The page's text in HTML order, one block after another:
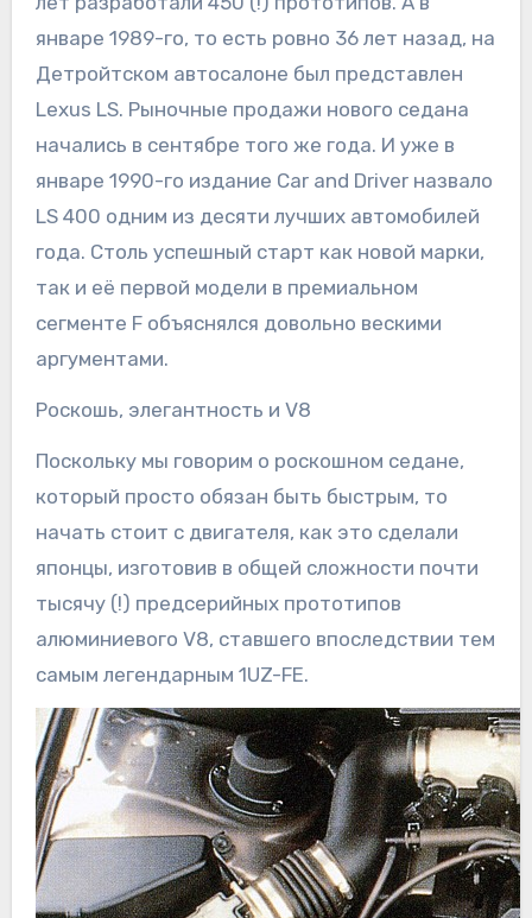
январе 1989-го, то есть ровно 36 лет назад, на
Детройтском автосалоне был представлен
Lexus LS. Рыночные продажи нового седана
начались в сентябре того же года. И уже в
январе 1990-го издание Car and Driver назвало
LS 400 одним из десяти лучших автомобилей
года. Столь успешный старт как новой марки,
так и её первой модели в премиальном
сегменте F объяснялся довольно вескими
аргументами.
Роскошь, элегантность и V8
Поскольку мы говорим о роскошном седане,
который просто обязан быть быстрым, то
начать стоит с двигателя, как это сделали
японцы, изготовив в общей сложности почти
тысячу (!) предсерийных прототипов
алюминиевого V8, ставшего впоследствии тем
самым легендарным 1UZ-FE.